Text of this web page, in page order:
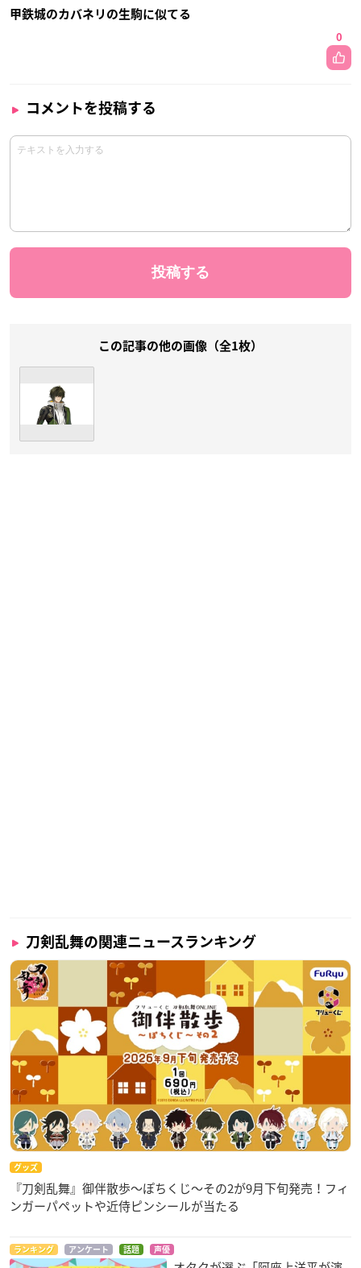
甲鉄城のカバネリの生駒に似てる
0
コメントを投稿する
この記事の他の画像（全1枚）
刀剣乱舞の関連ニュースランキング
グッズ
『刀剣乱舞』御伴散歩～ぽちくじ～その2が9月下旬発売！フィ
ンガーパペットや近侍ピンシールが当たる
ランキング アンケート 話題 声優